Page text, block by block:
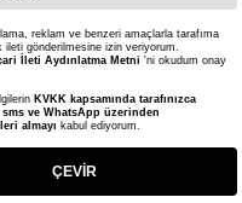
reklam ve benzeri amaçlarla tarafıma
ileti gönderilmesine izin veriyorum.
İleti Aydınlatma Metni 'ni okudum onay
KVKK kapsamında tarafınızca
sms ve WhatsApp üzerinden
almayı kabul ediyorum.
ÇEVİR